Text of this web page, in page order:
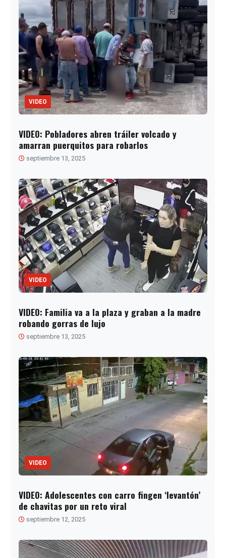
VIDEO
VIDEO: Pobladores abren tráiler volcado y
amarran puerquitos para robarlos
septiembre 13, 2025
VIDEO
VIDEO: Familia va a la plaza y graban a la madre
robando gorras de lujo
septiembre 13, 2025
VIDEO
VIDEO: Adolescentes con carro fingen ‘levantón’
de chavitas por un reto viral
septiembre 12, 2025